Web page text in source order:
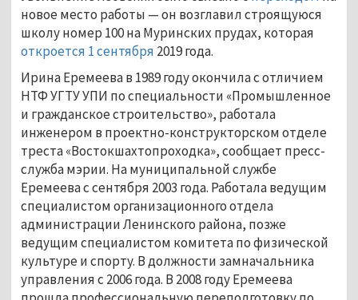
новое место работы — он возглавил строящуюся
школу номер 100 на Муринских прудах, которая
откроется 1 сентября 2019 года.
Ирина Еремеева в 1989 году окончила с отличием
НТФ УГТУ УПИ по специальности «Промышленное
и гражданское строительство», работала
инженером в проектно-конструкторском отделе
треста «Востокшахтопроходка», сообщает пресс-
служба мэрии. На муниципальной службе
Еремеева с сентября 2003 года. Работала ведущим
специалистом организационного отдела
администрации Ленинского района, позже
ведущим специалистом комитета по физической
культуре и спорту. В должности замначальника
управления с 2006 года. В 2008 году Еремеева